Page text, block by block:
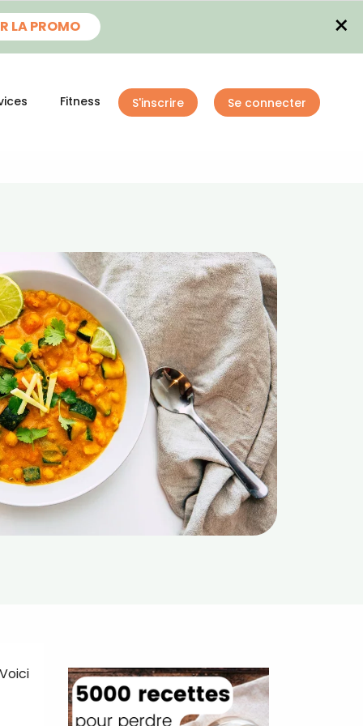
LA PROMO ×
Fitness S'inscrire Se connecter